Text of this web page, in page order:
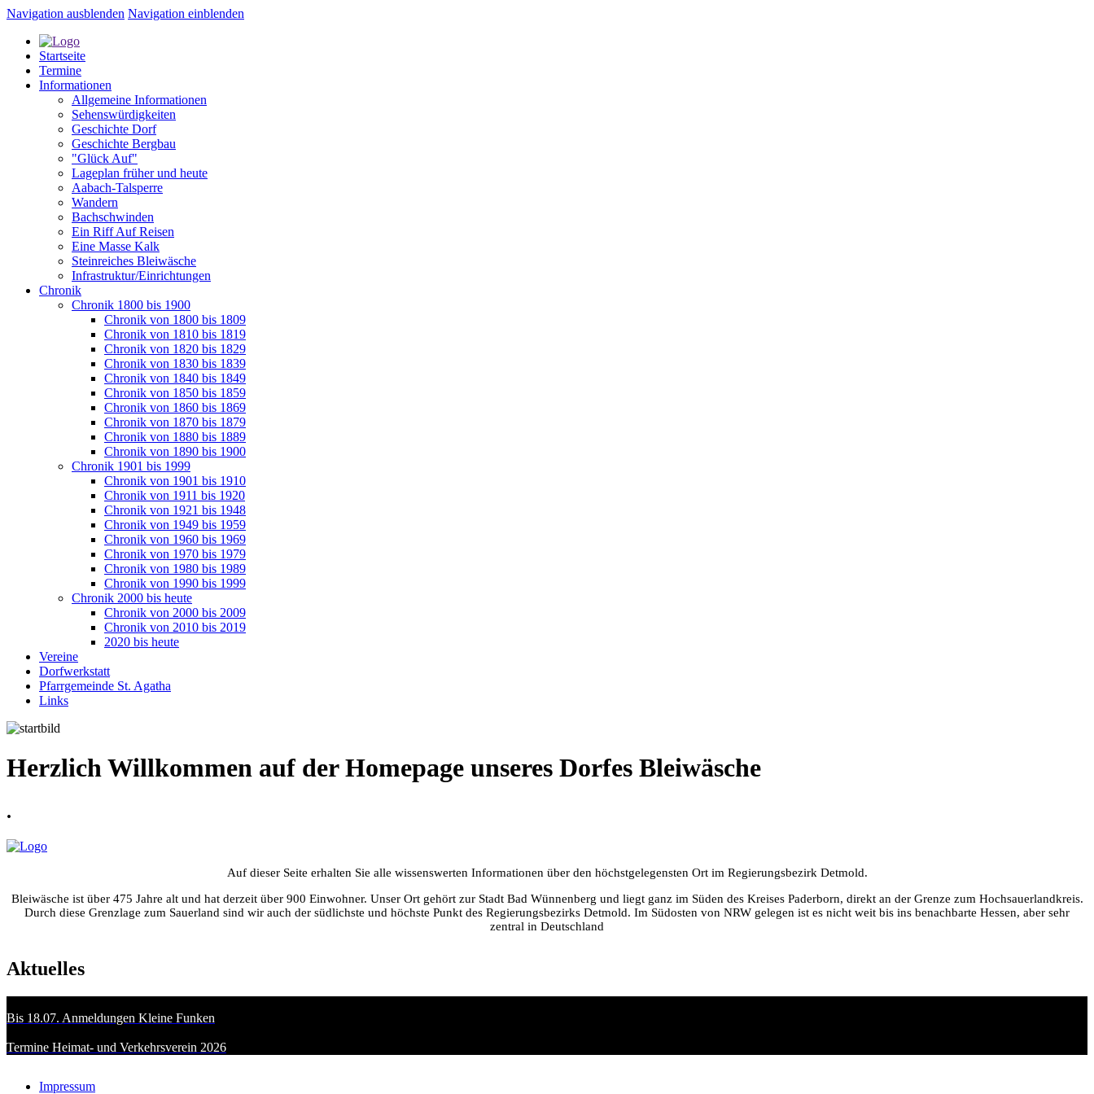
Navigation ausblenden Navigation einblenden
Startseite
Termine
Informationen
Allgemeine Informationen
Sehenswürdigkeiten
Geschichte Dorf
Geschichte Bergbau
"Glück Auf"
Lageplan früher und heute
Aabach-Talsperre
Wandern
Bachschwinden
Ein Riff Auf Reisen
Eine Masse Kalk
Steinreiches Bleiwäsche
Infrastruktur/Einrichtungen
Chronik
Chronik 1800 bis 1900
Chronik von 1800 bis 1809
Chronik von 1810 bis 1819
Chronik von 1820 bis 1829
Chronik von 1830 bis 1839
Chronik von 1840 bis 1849
Chronik von 1850 bis 1859
Chronik von 1860 bis 1869
Chronik von 1870 bis 1879
Chronik von 1880 bis 1889
Chronik von 1890 bis 1900
Chronik 1901 bis 1999
Chronik von 1901 bis 1910
Chronik von 1911 bis 1920
Chronik von 1921 bis 1948
Chronik von 1949 bis 1959
Chronik von 1960 bis 1969
Chronik von 1970 bis 1979
Chronik von 1980 bis 1989
Chronik von 1990 bis 1999
Chronik 2000 bis heute
Chronik von 2000 bis 2009
Chronik von 2010 bis 2019
2020 bis heute
Vereine
Dorfwerkstatt
Pfarrgemeinde St. Agatha
Links
Herzlich Willkommen auf der Homepage unseres Dorfes Bleiwäsche
.
Auf dieser Seite erhalten Sie alle wissenswerten Informationen über den höchstgelegensten Ort im Regierungsbezirk Detmold.
Bleiwäsche ist über 475 Jahre alt und hat derzeit über 900 Einwohner. Unser Ort gehört zur Stadt Bad Wünnenberg und liegt ganz im Süden des Kreises Paderborn, direkt an der Grenze zum Hochsauerlandkreis.
Durch diese Grenzlage zum Sauerland sind wir auch der südlichste und höchste Punkt des Regierungsbezirks Detmold. Im Südosten von NRW gelegen ist es nicht weit bis ins benachbarte Hessen, aber sehr
zentral in Deutschland
Aktuelles
Bis 18.07. Anmeldungen Kleine Funken
Termine Heimat- und Verkehrsverein 2026
Impressum